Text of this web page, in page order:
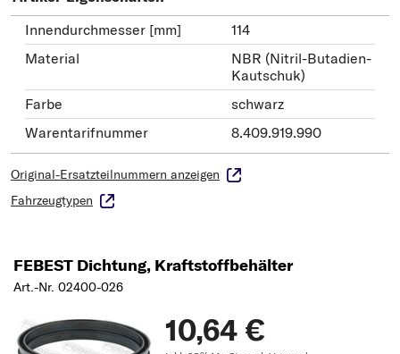
Innendurchmesser [mm]
114
Material
NBR (Nitril-Butadien-
Kautschuk)
Farbe
schwarz
Warentarifnummer
8.409.919.990
Original-Ersatzteilnummern anzeigen
Fahrzeugtypen
FEBEST Dichtung, Kraftstoffbehälter
Art.-Nr. 02400-026
10,64 €